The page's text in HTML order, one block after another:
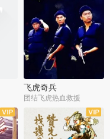
飞虎奇兵
团结飞虎热血救援